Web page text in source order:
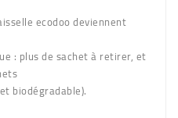
ecodoo deviennent
: plus de sachet à retirer, et
biodégradable).